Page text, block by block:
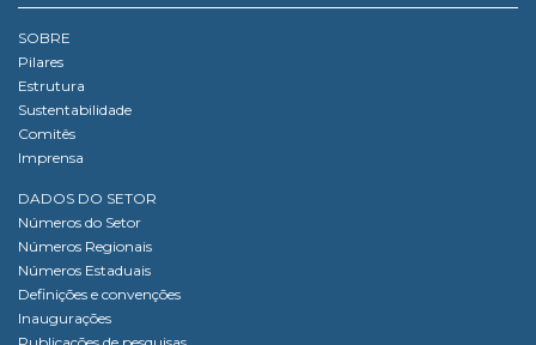
SOBRE
Pilares
Estrutura
Sustentabilidade
Comitês
Imprensa
DADOS DO SETOR
Números do Setor
Números Regionais
Números Estaduais
Definições e convenções
Inaugurações